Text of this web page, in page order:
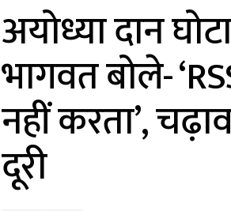
अयोध्या दान
भागवत बोले-
नहीं करता’,
दूरी